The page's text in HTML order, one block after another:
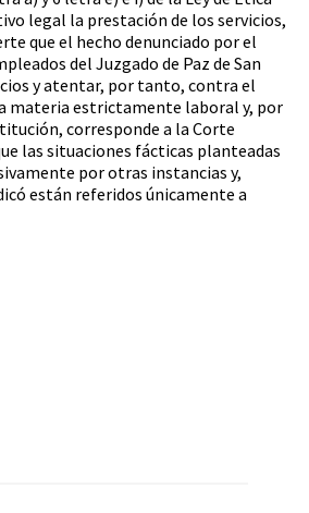
legal la prestación de los servicios,
que el hecho denunciado por el
del Juzgado de Paz de San
y atentar, por tanto, contra el
materia estrictamente laboral y, por
corresponde a la Corte
las situaciones fácticas planteadas
por otras instancias y,
están referidos únicamente a